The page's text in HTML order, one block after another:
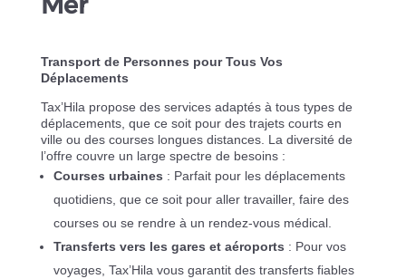
Transport de Personnes pour Tous Vos
Déplacements
Tax’Hila propose des services adaptés à tous types de
déplacements, que ce soit pour des trajets courts en
ville ou des courses longues distances. La diversité de
l’offre couvre un large spectre de besoins :
Courses urbaines : Parfait pour les déplacements
quotidiens, que ce soit pour aller travailler, faire des
courses ou se rendre à un rendez-vous médical.
Transferts vers les gares et aéroports : Pour vos
voyages, Tax’Hila vous garantit des transferts fiables